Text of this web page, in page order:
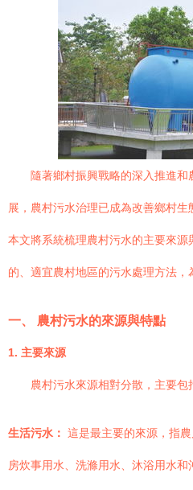
隨著鄉村振興戰略的深入推進
展，農村污水治理已成為改善鄉村生
本文將系統梳理農村污水的主要來
的、適宜農村地區的污水處理方法，
一、 農村污水的來源與特點
1. 主要來源
農村污水來源相對分散，主要包
生活污水： 這是最主要的來源，指
房炊事用水、洗滌用水、沐浴用水和